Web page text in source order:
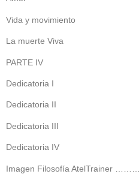
Vida y movimiento
La muerte Viva
PARTE IV
Dedicatoria I
Dedicatoria II
Dedicatoria III
Dedicatoria IV
Imagen Filosofía AtelTrainer